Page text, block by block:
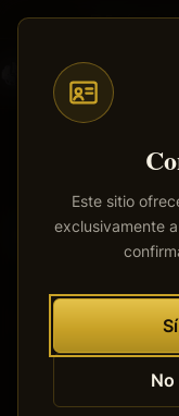
Este sitio
exclusivamente
Saltar
contenido
principal
Envíos a
Se está
obras y